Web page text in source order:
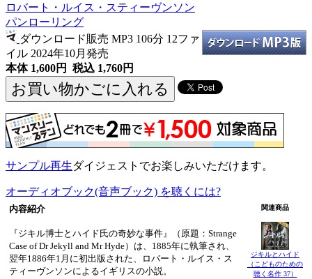
ロバート・ルイス・スティーヴンソン
パンローリング
ダウンロード販売 MP3 106分 12ファ
イル 2024年10月発売
本体 1,600円 税込 1,760円
サンプル再生ダイジェストでお楽しみいただけます。
オーディオブック(音声ブック) を聴くには?
内容紹介
『ジキル博士とハイド氏の奇妙な事件』（原題：Strange
Case of Dr Jekyll and Mr Hyde）は、1885年に執筆され、
翌年1886年1月に初出版された、ロバート・ルイス・ス
ティーヴンソンによるイギリスの小説。
関連商品
ジキルとハイド
（こどものための
聴く名作 37）